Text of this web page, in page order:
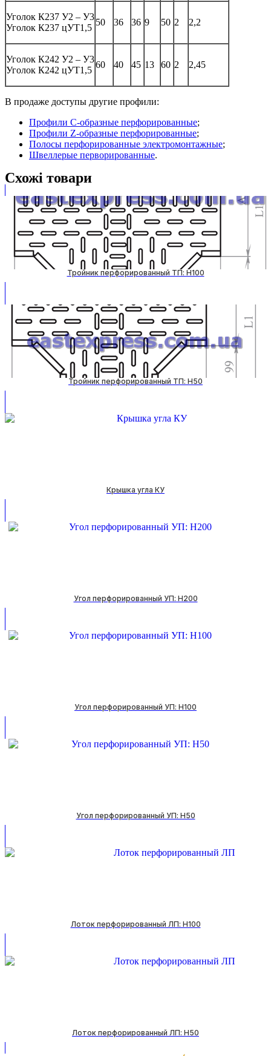
Уголок К237 У2 – У3
Уголок К237 цУТ1,5
50 36 36 9 50 2 2,2
Уголок К242 У2 – У3
Уголок К242 цУТ1,5
60 40 45 13 60 2 2,45
В продаже доступы другие профили:
Профили С-образные перфорированные;
Профили Z-образные перфорированные;
Полосы перфорированные электромонтажные;
Швеллерые перворированные.
Схожі товари
Тройник перфорированный ТП: H100
Тройник перфорированный ТП: H50
Крышка угла КУ
Угол перфорированный УП: H200
Угол перфорированный УП: H100
Угол перфорированный УП: H50
Лоток перфорированный ЛП: H100
Лоток перфорированный ЛП: H50